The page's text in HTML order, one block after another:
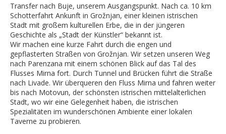
Transfer nach Buje, unserem Ausgangspunkt. Nach ca. 10 km
Schotterfahrt Ankunft in Grožnjan, einer kleinen istrischen
Stadt mit großem kulturellen Erbe, die in der jüngeren
Geschichte als „Stadt der Künstler“ bekannt ist.
Wir machen eine kurze Fahrt durch die engen und
gepflasterten Straßen von Grožnjan. Wir setzen unseren Weg
nach Parenzana mit einem schönen Blick auf das Tal des
Flusses Mirna fort. Durch Tunnel und Brücken führt die Straße
nach Livade. Wir überqueren den Fluss Mirna und fahren weiter
bis nach Motovun, der schönsten istrischen mittelalterlichen
Stadt, wo wir eine Gelegenheit haben, die istrischen
Spezialitäten im wunderschönen Ambiente einer lokalen
Taverne zu probieren.